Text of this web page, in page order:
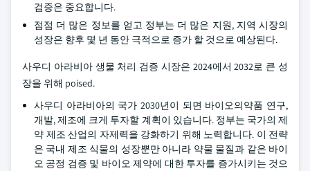
검증은 중요합니다.
점점 더 많은 정보를 얻고 정부는 더 많은 지원, 지역 시장의
성장은 향후 몇 년 동안 극적으로 증가 할 것으로 예상된다.
사우디 아라비아 생물 처리 검증 시장은 2024에서 2032로 큰 성
장을 위해 poised.
사우디 아라비아의 국가 2030년이 되면 바이오의약품 연구,
개발, 제조에 크게 투자할 계획이 있습니다. 정부는 국가의 제
약 제조 산업의 자제력을 강화하기 위해 노력합니다. 이 전략
은 국내 제조 식물의 성장뿐만 아니라 약물 물질과 같은 바이
오 공정 검증 및 바이오 제약에 대한 투자를 증가시키는 것으